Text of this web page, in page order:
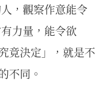
，觀察作意能令
力量，能令欲
竟決定」，就是不
不同。